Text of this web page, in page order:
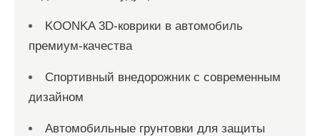
KOONKA 3D-коврики в автомобиль
премиум-качества
Спортивный внедорожник с современным
дизайном
Автомобильные грунтовки для защиты